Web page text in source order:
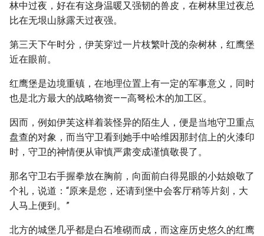
林中过夜，好在有这身温暖又强韧的兽皮，在树林里过夜总
比在无垠山脉露天过夜强。
第三天下午时分，伊芙穿过一片枝繁叶茂的杂树林，红鹰堡
近在眼前。
红鹰堡是边境重镇，在地理位置上有一定的军事意义，同时
也是北方最大的战略物资——高弩松木的加工区。
因而，例如伊芙这样着装怪异的陌生人，便是当地守卫重点
盘查的对象，而当守卫看到她手中哈维因那封信上的火漆印
时，守卫的神情便从审慎严肃变成谨慎敬畏了。
那名守卫右手握拳放在胸前，向面前白得晃眼的小姑娘敬了
个礼，说道：“原来是您，还请到堡中会客厅稍等片刻，大
人马上便到。”
北方的城堡几乎都是白石堆砌而成，而这座历史悠久的红鹰